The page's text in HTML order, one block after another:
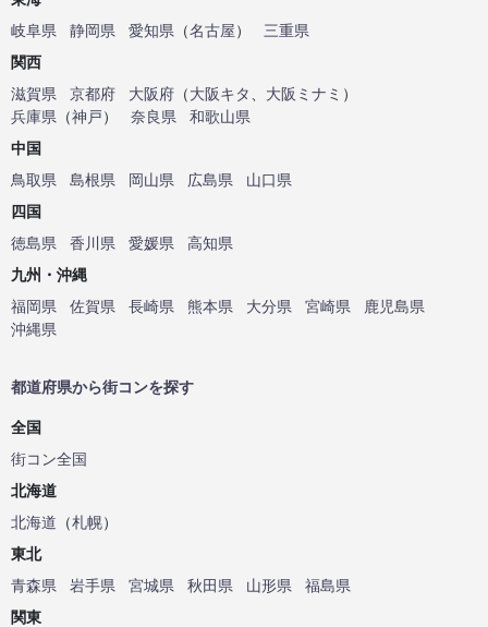
岐阜県
静岡県 愛知県 （名古屋）
三重県
関西
滋賀県
京都府 大阪府 （大阪キタ 大阪ミナミ ）
兵庫県 （神戸） 奈良県
和歌山県
中国
鳥取県
島根県 岡山県 広島県
山口県
四国
徳島県
香川県 愛媛県
高知県
九州・沖縄
福岡県
佐賀県 長崎県 熊本県 大分県 宮崎県
鹿児島県
沖縄県
都道府県から街コンを探す
全国
街コン全国
北海道
北海道 （札幌）
東北
青森県
岩手県 宮城県 秋田県 山形県
福島県
関東